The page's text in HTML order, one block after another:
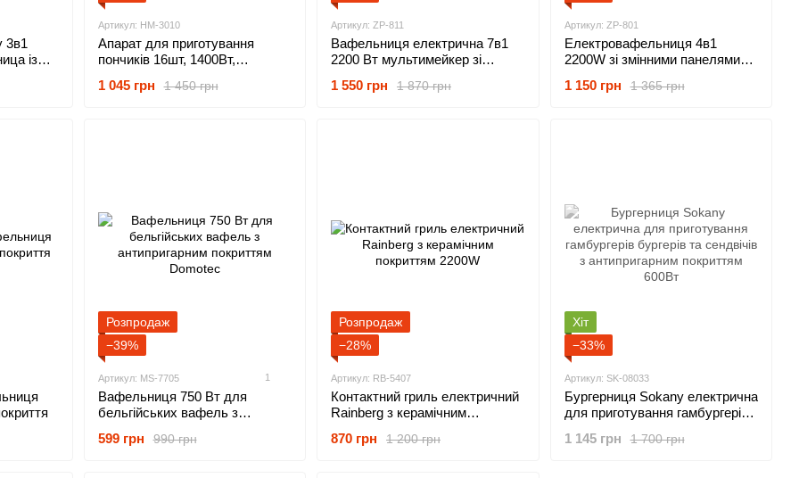
3в1
із
Артикул: HM-3010
Апарат для приготування
пончиків 16шт, 1400Вт,
Пончиковий апарат / Машинка
1 450 грн
1 045 грн
Артикул: ZP-811
Вафельниця електрична 7в1
2200 Вт мультимейкер зі
пластинами та індикатором
1 870 грн
1 550 грн
Артикул: ZP-801
Електровафельниця 4в1
2200W зі змінними панелями
горішниця Black
1 365 грн
1 150 грн
Розпродаж
−39%
Артикул: MS-7705 1
Вафельниця 750 Вт для
бельгійських вафель з
Domotec
990 грн
599 грн
Розпродаж
−28%
Артикул: RB-5407
Контактний гриль електричний
Rainberg з керамічним
1 200 грн
870 грн
Хіт
−33%
Артикул: SK-08033
Бургерниця Sokany електрична
для приготування гамбургерів
антипригарним покриттям
1 700 грн
1 145 грн